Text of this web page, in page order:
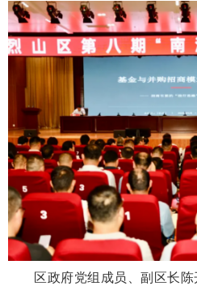
区政府党组成员、副区长